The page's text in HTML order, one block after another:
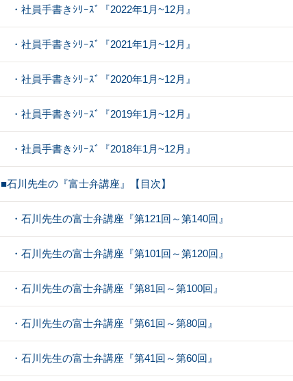
・社員手書きｼﾘｰｽﾞ『2022年1月~12月』
・社員手書きｼﾘｰｽﾞ『2021年1月~12月』
・社員手書きｼﾘｰｽﾞ『2020年1月~12月』
・社員手書きｼﾘｰｽﾞ『2019年1月~12月』
・社員手書きｼﾘｰｽﾞ『2018年1月~12月』
■石川先生の『富士弁講座』【目次】
・石川先生の富士弁講座『第121回～第140回』
・石川先生の富士弁講座『第101回～第120回』
・石川先生の富士弁講座『第81回～第100回』
・石川先生の富士弁講座『第61回～第80回』
・石川先生の富士弁講座『第41回～第60回』